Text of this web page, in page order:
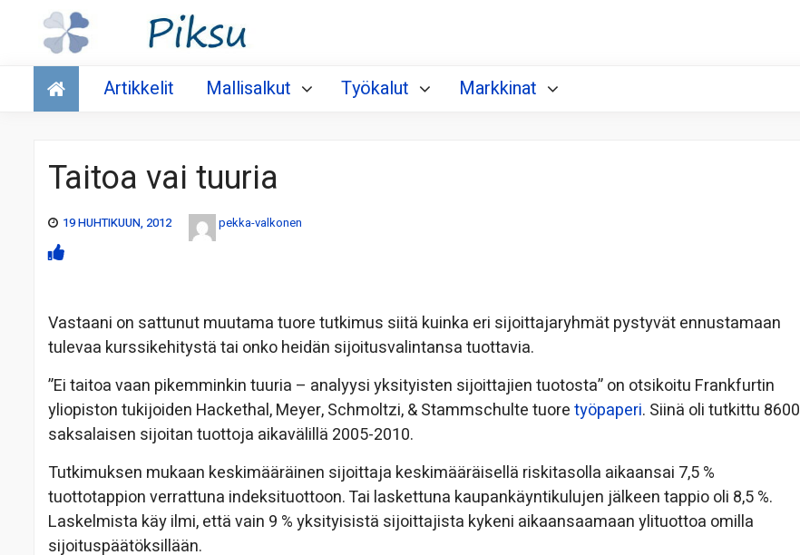
Talous
Artikkelit Mallisalkut Työkalut Markkinat
Taitoa vai tuuria
19 HUHTIKUUN, 2012 pekka-valkonen
Vastaani on sattunut muutama tuore tutkimus siitä kuinka eri sijoittajaryhmät pystyvät ennustamaan
tulevaa kurssikehitystä tai onko heidän sijoitusvalintansa tuottavia.
”Ei taitoa vaan pikemminkin tuuria – analyysi yksityisten sijoittajien tuotosta” on otsikoitu Frankfurtin
yliopiston tukijoiden Hackethal, Meyer, Schmoltzi, & Stammschulte tuoretyöpaperi. Siinä oli tutkittu 8600
saksalaisen sijoitan tuottoja aikavälillä 2005-2010.
Tutkimuksen mukaan keskimääräinen sijoittaja keskimääräisellä riskitasolla aikaansai 7,5 %
tuottotappion verrattuna indeksituottoon. Tai laskettuna kaupankäyntikulujen jälkeen tappio oli 8,5 %.
Laskelmista käy ilmi, että vain 9 % yksityisistä sijoittajista kykeni aikaansaamaan ylituottoa omilla
sijoituspäätöksillään.